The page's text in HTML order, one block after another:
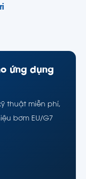
ứng dụng
thuật miễn phí,
bơm EU/G7